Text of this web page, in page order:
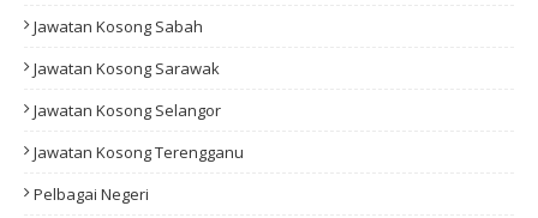
Jawatan Kosong Sabah
Jawatan Kosong Sarawak
Jawatan Kosong Selangor
Jawatan Kosong Terengganu
Pelbagai Negeri